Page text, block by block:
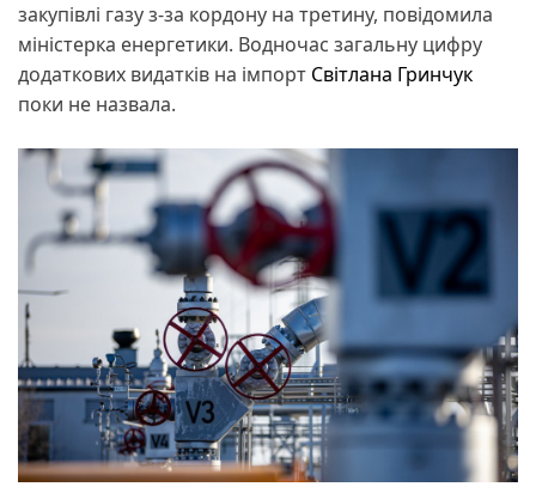
закупівлі газу з-за кордону на третину, повідомила
міністерка енергетики. Водночас загальну цифру
додаткових видатків на імпорт Світлана Гринчук
поки не назвала.